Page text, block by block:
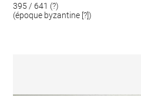
395 / 641 (?)
(époque byzantine [?])